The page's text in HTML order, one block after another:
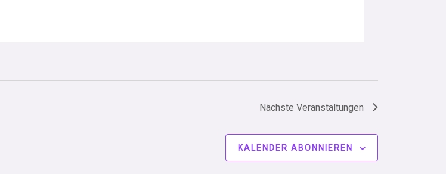
Nächste Veranstaltungen
KALENDER ABONNIEREN